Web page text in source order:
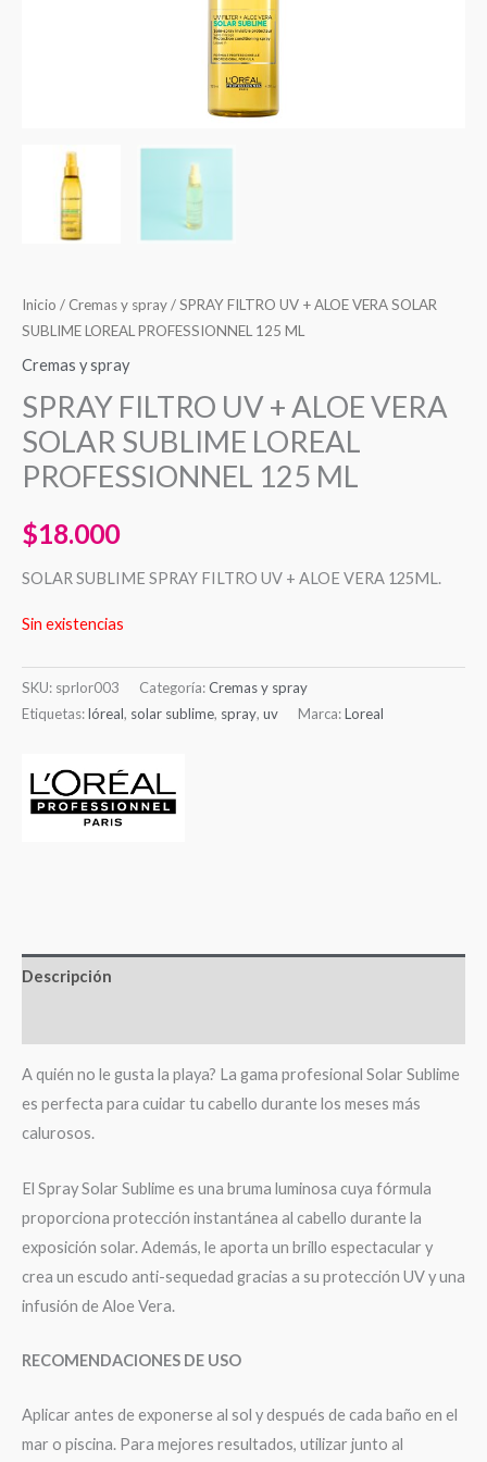
Inicio / Cremas y spray/ SPRAY FILTRO UV + ALOE VERA SOLAR
SUBLIME LOREAL PROFESSIONNEL 125 ML
Cremas y spray
SPRAY FILTRO UV + ALOE VERA
SOLAR SUBLIME LOREAL
PROFESSIONNEL 125 ML
$18.000
SOLAR SUBLIME SPRAY FILTRO UV + ALOE VERA 125ML.
Sin existencias
SKU: sprlor003 Categoría:Cremas y spray
Etiquetas:lóreal, solar sublime, spray, uv Marca:Loreal
Descripción
A quién no le gusta la playa? La gama profesional Solar Sublime
es perfecta para cuidar tu cabello durante los meses más
calurosos.
El Spray Solar Sublime es una bruma luminosa cuya fórmula
proporciona protección instantánea al cabello durante la
exposición solar. Además, le aporta un brillo espectacular y
crea un escudo anti-sequedad gracias a su protección UV y una
infusión de Aloe Vera.
RECOMENDACIONES DE USO
Aplicar antes de exponerse al sol y después de cada baño en el
mar o piscina. Para mejores resultados, utilizar junto al